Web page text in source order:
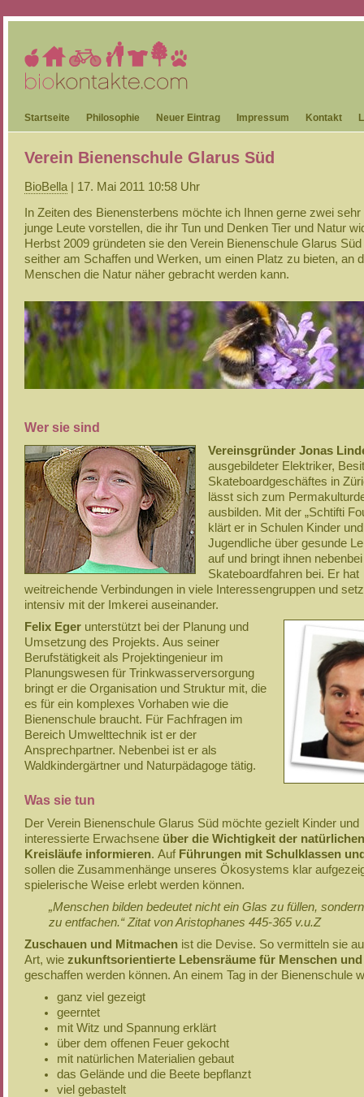
Startseite Philosophie Neuer Eintrag Impressum Kontakt
Verein Bienenschule Glarus Süd
BioBella | 17. Mai 2011 10:58 Uhr
In Zeiten des Bienensterbens möchte ich Ihnen gerne zwei sehr
junge Leute vorstellen, die ihr Tun und Denken Tier und Natur
Herbst 2009 gründeten sie den Verein Bienenschule Glarus
seither am Schaffen und Werken, um einen Platz zu bieten, an
Menschen die Natur näher gebracht werden kann.
Wer sie sind
Vereinsgründer Jonas
ausgebildeter Elektriker,
Skateboardgeschäftes in
lässt sich zum
ausbilden. Mit der „Schtifti
klärt er in Schulen Kinder und
Jugendliche über gesunde
auf und bringt ihnen
Skateboardfahren bei. Er hat
weitreichende Verbindungen in viele Interessengruppen und
intensiv mit der Imkerei auseinander.
Felix Eger unterstützt bei der Planung und
Umsetzung des Projekts. Aus seiner
Berufstätigkeit als Projektingenieur im
Planungswesen für Trinkwasserversorgung
bringt er die Organisation und Struktur mit, die
es für ein komplexes Vorhaben wie die
Bienenschule braucht. Für Fachfragen im
Bereich Umwelttechnik ist er der
Ansprechpartner. Nebenbei ist er als
Waldkindergärtner und Naturpädagoge tätig.
Was sie tun
Der Verein Bienenschule Glarus Süd möchte gezielt Kinder und
interessierte Erwachsene über die Wichtigkeit der natürlichen
Kreisläufe informieren. Auf Führungen mit Schulklassen
sollen die Zusammenhänge unseres Ökosystems klar
spielerische Weise erlebt werden können.
„Menschen bilden bedeutet nicht ein Glas zu füllen,
zu entfachen.“ Zitat von Aristophanes 445-365 v.u.Z
Zuschauen und Mitmachen ist die Devise. So vermitteln sie
Art, wie zukunftsorientierte Lebensräume für Menschen und
geschaffen werden können. An einem Tag in der Bienenschule
ganz viel gezeigt
geerntet
mit Witz und Spannung erklärt
über dem offenen Feuer gekocht
mit natürlichen Materialien gebaut
das Gelände und die Beete bepflanzt
viel gebastelt